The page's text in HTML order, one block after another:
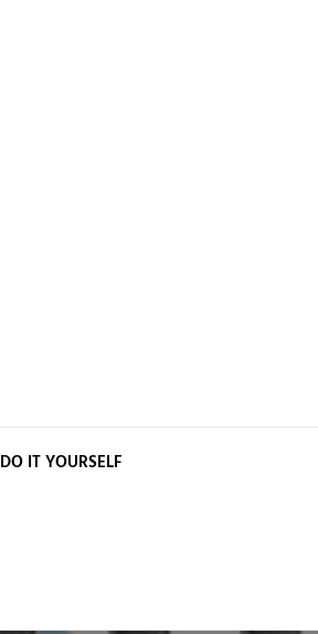
DO IT YOURSELF